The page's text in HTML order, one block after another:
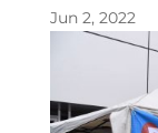
Jun 2, 2022